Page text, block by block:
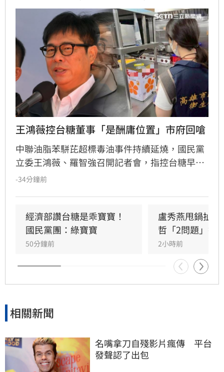
王鴻薇控台糖董事「是酬庸位置」市府回嗆
中聯油脂苯駢芘超標毒油事件持續延燒，國民黨
立委王鴻薇、羅智強召開記者會，指控台糖早在
五月即知情卻隱匿不報，並質疑台糖董事會淪為
回，強調陳其邁市長未曾推薦台糖人事，呼籲勿
惡意抹黑。同時，高市府反擊指出王鴻薇曾收受
遭重罰的南僑油脂政治獻金，質疑其發言動機。
雙方陣營針對台糖人事布局與食安通報責任展開
激烈政治攻防，事件背後的政治角力與食安疑雲
恐將持續擴大，民眾對於食安把關的信任度亦備
-34分鐘前
經濟部讚台糖是乖寶寶！
國民黨團：綠寶寶
50分鐘前
盧秀燕甩鍋扯
哲「2問題」打
2小時前
相關新聞
名嘴拿刀自殘影片瘋傳　平台
發聲認了出包